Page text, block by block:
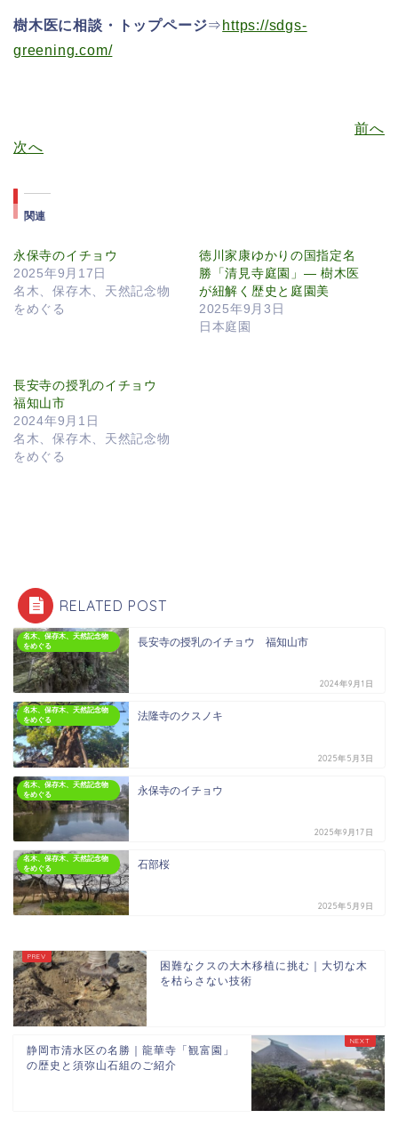
樹木医に相談・トップページ⇒ https://sdgs-
greening.com/
前へ
次へ
関連
永保寺のイチョウ
2025年9月17日
名木、保存木、天然記念物
をめぐる
徳川家康ゆかりの国指定名
勝「清見寺庭園」— 樹木医
が紐解く歴史と庭園美
2025年9月3日
日本庭園
長安寺の授乳のイチョウ
福知山市
2024年9月1日
名木、保存木、天然記念物
をめぐる
RELATED POST
名木、保存木、天然記念物
をめぐる
長安寺の授乳のイチョウ 福知山市
2024年9月1日
名木、保存木、天然記念物
をめぐる
法隆寺のクスノキ
2025年5月3日
名木、保存木、天然記念物
をめぐる
永保寺のイチョウ
2025年9月17日
名木、保存木、天然記念物
をめぐる
石部桜
2025年5月9日
困難なクスの大木移植に挑む｜大切な木
を枯らさない技術
静岡市清水区の名勝｜龍華寺「観富園」
の歴史と須弥山石組のご紹介